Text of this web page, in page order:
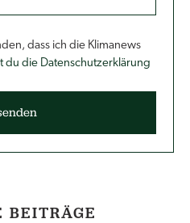
dass ich die Klimanews
du die Datenschutzerklärung
BEITRÄGE